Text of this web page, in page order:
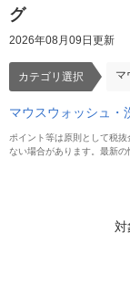
グ
2026年08月09日更新
カテゴリ選択 マ
マウスウォッシュ・
ポイント等は原則として税
ない場合があります。最新の
対